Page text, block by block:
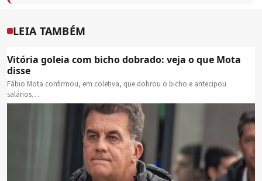
LEIA TAMBÉM
Vitória goleia com bicho dobrado: veja o que Mota
disse
Fábio Mota confirmou, em coletiva, que dobrou o bicho e antecipou
salários…